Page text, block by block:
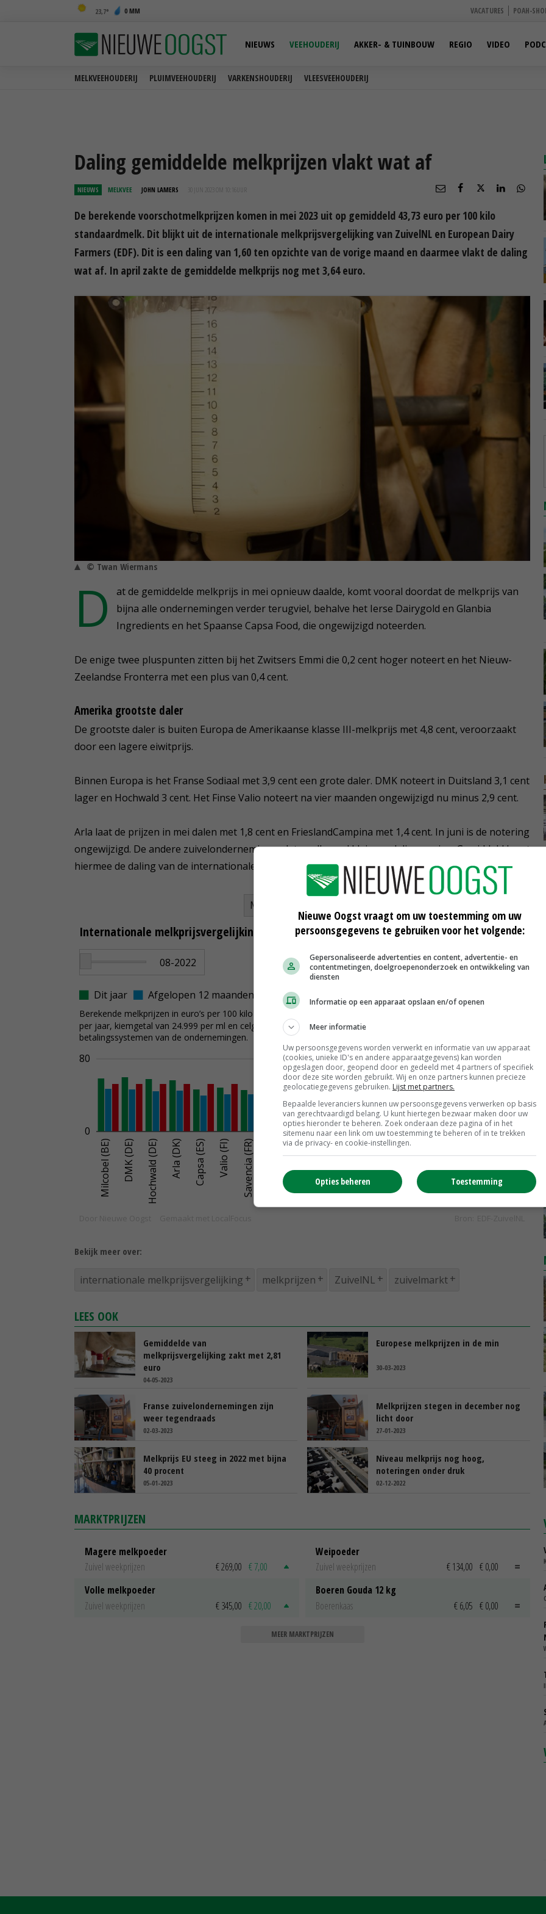
23,7 0 MM VACATURES POAH-
MELKVEEHOUDERIJ PLUIMVEEHOUDERIJ VARKENSHOUDERIJ VLEESVEEHOUDERIJ
NIEUWS VEEHOUDERIJ AKKER- & TUINBOUW REGIO VIDEO
Daling gemiddelde melkprijzen vlakt wat af
NIEUWS MELKVEE JOHN LAMERS 30 JUN 2023 OM 10:16
De berekende voorschotmelkprijzen komen in mei 2023 uit op gemiddeld 43,73 euro per 100 kilo
standaardmelk. Dit blijkt uit de internationale melkprijsvergelijking van ZuivelNL en European Dairy
Farmers (EDF). Dit is een daling van 1,60 ten opzichte van de vorige maand en daarmee vlakt de daling
wat af. In april zakte de gemiddelde melkprijs nog met 3,64 euro.
© Twan Wiermans
D
at de gemiddelde melkprijs in mei opnieuw daalde, komt vooral doordat de melkprijs van
bijna alle ondernemingen verder terugviel, behalve het Ierse Dairygold en Glanbia
Ingredients en het Spaanse Capsa Food, die ongewijzigd noteerden.
De enige twee pluspunten zitten bij het Zwitsers Emmi die 0,2 cent hoger noteert en het Nieuw-
Zeelandse Fronterra met een plus van 0,4 cent.
Amerika grootste daler
De grootste daler is buiten Europa de Amerikaanse klasse III-melkprijs met 4,8 cent, veroorzaakt
door een lagere eiwitprijs.
Binnen Europa is het Franse Sodiaal met 3,9 cent een grote daler. DMK noteert in Duitsland 3,1 cent
lager en Hochwald 3 cent. Het Finse Valio noteert na vier maanden ongewijzigd nu minus 2,9 cent.
Arla laat de prijzen in mei dalen met 1,8 cent en FrieslandCampina met 1,4 cent. In juni is de notering
ongewijzigd. De andere zuivelondernemingen laten allemaal kleinere dalingen zien. Gemiddeld komt
hiermee de daling van de internationale melkprijs in mei uit op 1,6 cent.
Bekijk meer over:
internationale melkprijsvergelijking melkprijzen ZuivelNL zuivelmarkt
LEES OOK
Gemiddelde van
melkprijsvergelijking zakt met 2,81
euro
04-05-2023
Europese melkprijzen in de min
30-03-2023
Franse zuivelondernemingen zijn
weer tegendraads
02-03-2023
Melkprijzen stegen in december nog
licht door
27-01-2023
Melkprijs EU steeg in 2022 met bijna
40 procent
05-01-2023
Niveau melkprijs nog hoog,
noteringen onder druk
02-12-2022
MARKTPRIJZEN
Magere melkpoeder
Zuivel weekprijzen
€ 269,00 € 7,00
Volle melkpoeder
Zuivel weekprijzen
€ 345,00 € 20,00
Weipoeder
Zuivel weekprijzen
€ 134,00 € 0,00
Boeren Gouda 12 kg
Boerenkaas
€ 6,05 € 0,00
MEER MARKTPRIJZEN
Nieuwe Oogst vraagt om uw toestemming om uw
persoonsgegevens te gebruiken voor het volgende:
Gepersonaliseerde advertenties en content, advertentie- en
contentmetingen, doelgroepenonderzoek en ontwikkeling van
diensten
Informatie op een apparaat opslaan en/of openen
Meer informatie
Uw persoonsgegevens worden verwerkt en informatie van uw apparaat
(cookies, unieke ID's en andere apparaatgegevens) kan worden
opgeslagen door, geopend door en gedeeld met 4 partners of specifiek
door deze site worden gebruikt. Wij en onze partners kunnen precieze
geolocatiegegevens gebruiken. Lijst met partners.
Bepaalde leveranciers kunnen uw persoonsgegevens verwerken op basis
van gerechtvaardigd belang. U kunt hiertegen bezwaar maken door uw
opties hieronder te beheren. Zoek onderaan deze pagina of in het
sitemenu naar een link om uw toestemming te beheren of in te trekken
via de privacy- en cookie-instellingen.
Toestemming
Opties beheren